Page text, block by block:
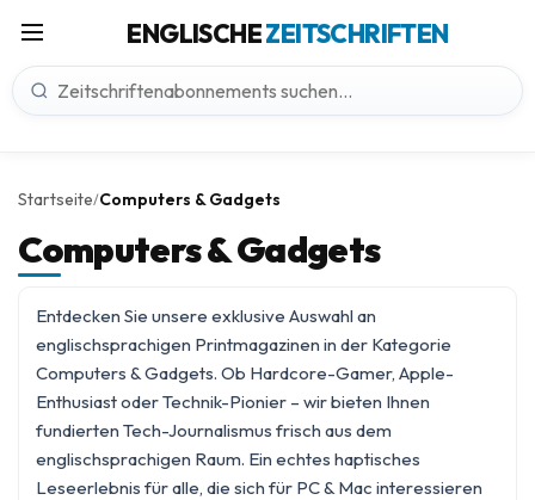
ENGLISCHEZEITSCHRIFTEN
Startseite/Computers & Gadgets
Computers & Gadgets
Entdecken Sie unsere exklusive Auswahl an
englischsprachigen Printmagazinen in der Kategorie
Computers & Gadgets. Ob Hardcore-Gamer, Apple-
Enthusiast oder Technik-Pionier – wir bieten Ihnen
fundierten Tech-Journalismus frisch aus dem
englischsprachigen Raum. Ein echtes haptisches
Leseerlebnis für alle, die sich für PC & Mac interessieren